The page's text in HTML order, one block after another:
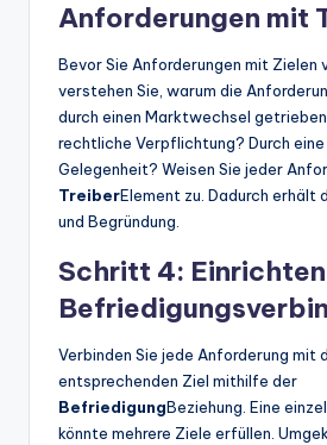
Anforderungen mit
Bevor Sie Anforderungen mit Zielen
verstehen Sie, warum die
durch einen Marktwechsel
rechtliche Verpflichtung? Durch
Gelegenheit? Weisen Sie jeder
TreiberElement zu. Dadurch erhält
und Begründung.
Schritt 4:
Verbinden Sie jede Anforderung mit
entsprechenden Ziel mithilfe der
BefriedigungBeziehung. Eine
könnte mehrere Ziele erfüllen.